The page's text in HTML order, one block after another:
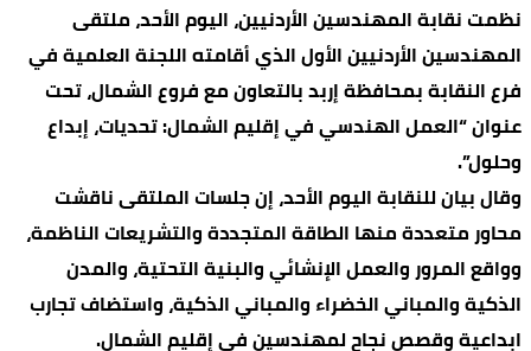
نظمت نقابة المهندسين الأردنيين، اليوم الأحد، ملتقى
المهندسين الأردنيين الأول الذي أقامته اللجنة العلمية في
فرع النقابة بمحافظة إربد بالتعاون مع فروع الشمال، تحت
عنوان “العمل الهندسي في إقليم الشمال: تحديات، إبداع
وحلول”.
وقال بيان للنقابة اليوم الأحد، إن جلسات الملتقى ناقشت
محاور متعددة منها الطاقة المتجددة والتشريعات الناظمة،
وواقع المرور والعمل الإنشائي والبنية التحتية، والمدن
الذكية والمباني الخضراء والمباني الذكية، واستضاف تجارب
ابداعية وقصص نجاح لمهندسين في إقليم الشمال.